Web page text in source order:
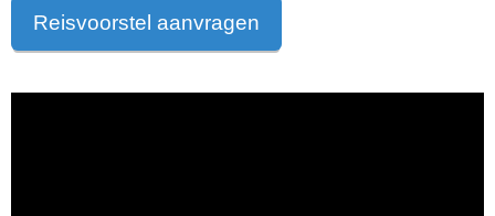
Reisvoorstel aanvragen